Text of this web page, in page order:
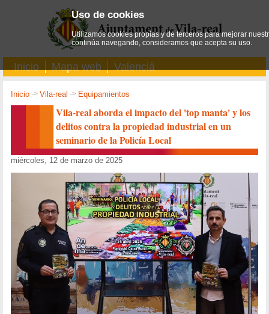
Inicio Mapa web Valencià
Inicio ->Vila-real -> Equipamientos
Vila-real aborda el impacto del 'top manta' y los
delitos contra la propiedad industrial en un
seminario de la Policía Local
miércoles, 12 de marzo de 2025
Uso de cookies
Utilizamos cookies propias y de terceros para mejorar
continúa navegando, consideramos que acepta su uso.